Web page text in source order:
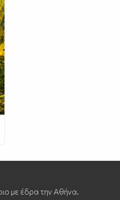
με έδρα την Αθήνα.